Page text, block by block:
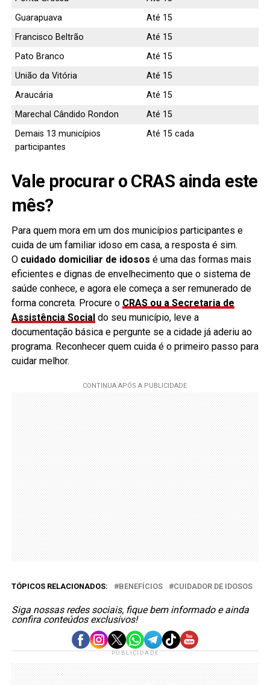
Guarapuava
Até 15
Francisco Beltrão
Até 15
Pato Branco
Até 15
União da Vitória
Até 15
Araucária
Até 15
Marechal Cândido Rondon
Até 15
Demais 13 municípios
participantes
Até 15 cada
Vale procurar o CRAS ainda este
mês?
Para quem mora em um dos municípios participantes e
cuida de um familiar idoso em casa, a resposta é sim.
O cuidado domiciliar de idosos é uma das formas mais
eficientes e dignas de envelhecimento que o sistema de
saúde conhece, e agora ele começa a ser remunerado de
forma concreta. Procure o CRAS ou a Secretaria de
Assistência Socialdo seu município, leve a
documentação básica e pergunte se a cidade já aderiu ao
programa. Reconhecer quem cuida é o primeiro passo para
cuidar melhor.
TÓPICOS RELACIONADOS: BENEFÍCIOS CUIDADOR DE IDOSOS
Siga nossas redes sociais, fique bem informado e ainda
confira conteúdos exclusivos!
PUBLICIDADE